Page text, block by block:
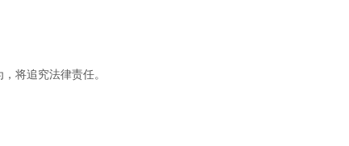
将追究法律责任。